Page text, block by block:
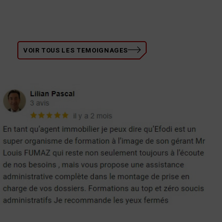
VOIR TOUS LES TEMOIGNAGES